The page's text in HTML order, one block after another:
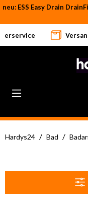
Zum Hauptinhalt
Hardys24 / Bad /